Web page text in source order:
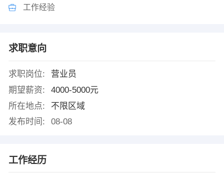
工作经验
求职意向
求职岗位:
营业员
期望薪资:
4000-5000元
所在地点:
不限区域
发布时间:
08-08
工作经历